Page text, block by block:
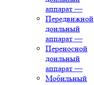
аппарат —
Передвижной
доильный
аппарат —
Переносной
доильный
аппарат —
Мобильный